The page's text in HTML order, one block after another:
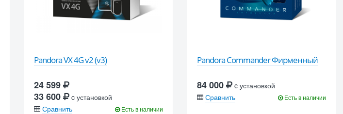
Pandora VX 4G v2 (v3)
24 599
33 600
c установкой
Сравнить
Есть в наличии
Pandora Commander Фирменный
84 000
c установкой
Сравнить
Есть в наличии